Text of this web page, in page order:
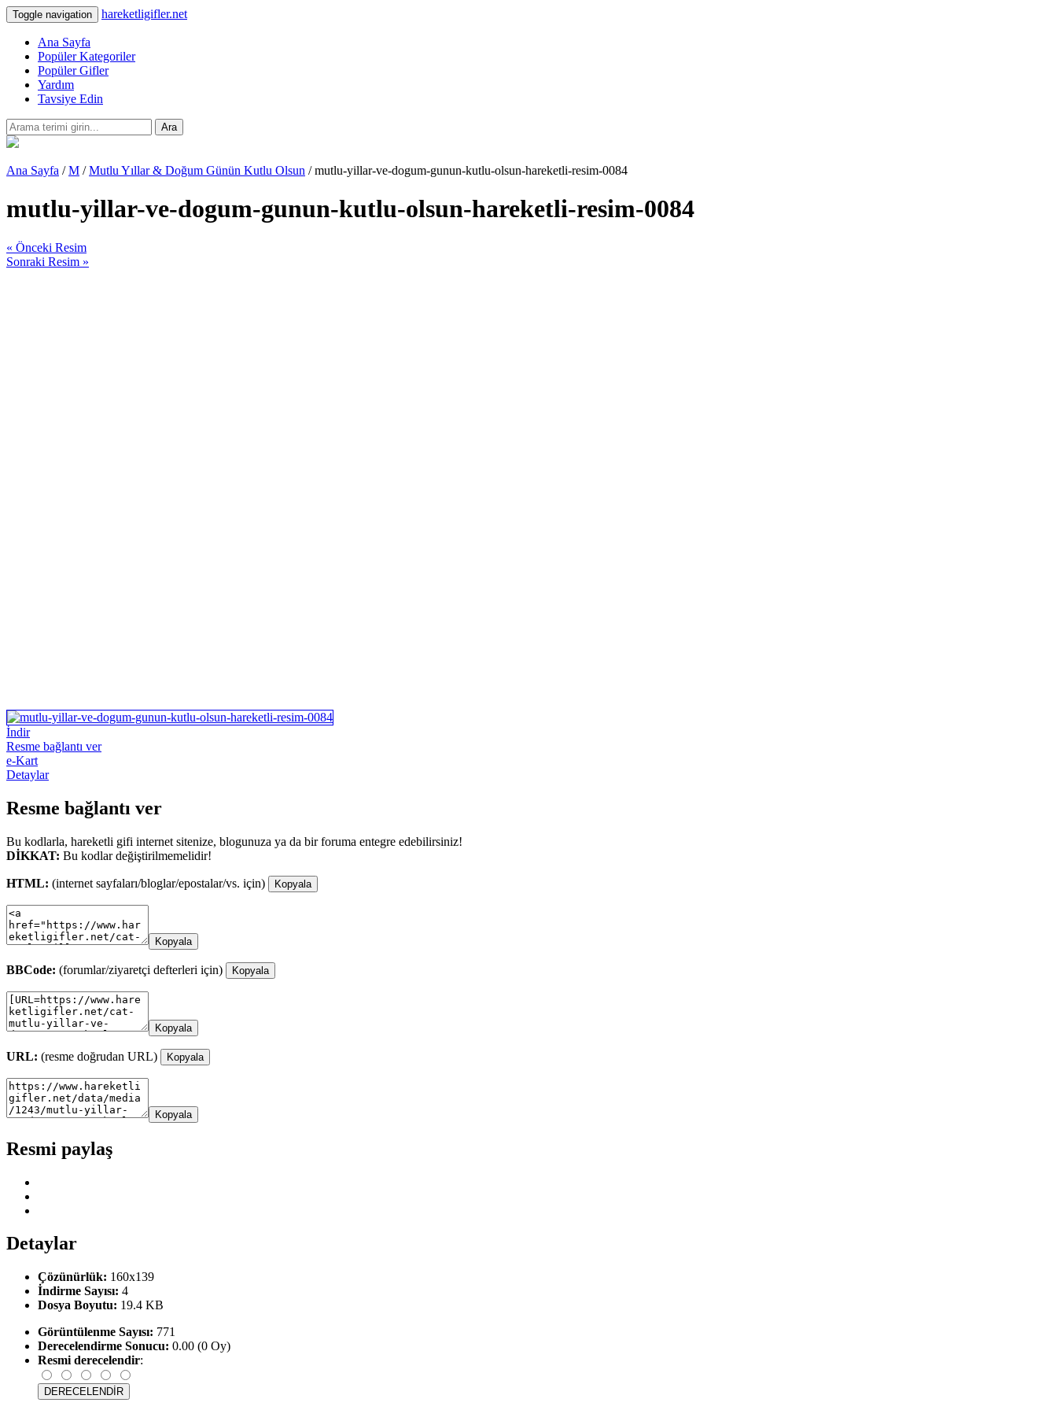
Toggle navigation hareketligifler.net
Ana Sayfa
Popüler Kategoriler
Popüler Gifler
Yardım
Tavsiye Edin
Ara
Ana Sayfa /M /Mutlu Yıllar & Doğum Günün Kutlu Olsun / mutlu-yillar-ve-dogum-gunun-kutlu-olsun-hareketli-resim-0084
mutlu-yillar-ve-dogum-gunun-kutlu-olsun-hareketli-resim-0084
« Önceki Resim
Sonraki Resim »
İndir
Resme bağlantı ver
e-Kart
Detaylar
Resme bağlantı ver
Bu kodlarla, hareketli gifi internet sitenize, blogunuza ya da bir foruma entegre edebilirsiniz!
DİKKAT: Bu kodlar değiştirilmemelidir!
HTML: (internet sayfaları/bloglar/epostalar/vs. için) Kopyala
Kopyala
BBCode: (forumlar/ziyaretçi defterleri için) Kopyala
Kopyala
URL: (resme doğrudan URL) Kopyala
Kopyala
Resmi paylaş
Detaylar
Çözünürlük: 160x139
İndirme Sayısı: 4
Dosya Boyutu: 19.4 KB
Görüntülenme Sayısı: 771
Derecelendirme Sonucu: 0.00 (0 Oy)
Resmi derecelendir: